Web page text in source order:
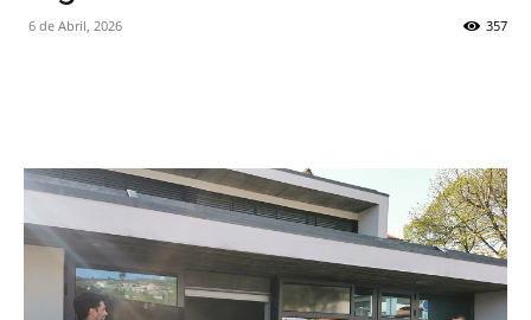
6 de Abril, 2026 357